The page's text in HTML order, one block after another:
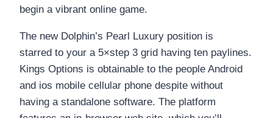
begin a vibrant online game.
The new Dolphin’s Pearl Luxury position is
starred to your a 5×step 3 grid having ten paylines.
Kings Options is obtainable to the people Android
and ios mobile cellular phone despite without
having a standalone software. The platform